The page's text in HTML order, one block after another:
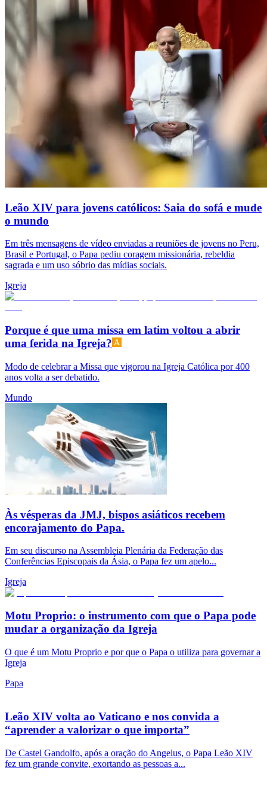
Leão XIV para jovens católicos: Saia do sofá e mude
o mundo
Em três mensagens de vídeo enviadas a reuniões de jovens no Peru,
Brasil e Portugal, o Papa pediu coragem missionária, rebeldia
sagrada e um uso sóbrio das mídias sociais.
Igreja
Porque é que uma missa em latim voltou a abrir
uma ferida na Igreja?
Modo de celebrar a Missa que vigorou na Igreja Católica por 400
anos volta a ser debatido.
Mundo
Às vésperas da JMJ, bispos asiáticos recebem
encorajamento do Papa.
Em seu discurso na Assembleia Plenária da Federação das
Conferências Episcopais da Ásia, o Papa fez um apelo...
Igreja
Motu Proprio: o instrumento com que o Papa pode
mudar a organização da Igreja
O que é um Motu Proprio e por que o Papa o utiliza para governar a
Igreja
Papa
Leão XIV volta ao Vaticano e nos convida a
“aprender a valorizar o que importa”
De Castel Gandolfo, após a oração do Angelus, o Papa Leão XIV
fez um grande convite, exortando as pessoas a...